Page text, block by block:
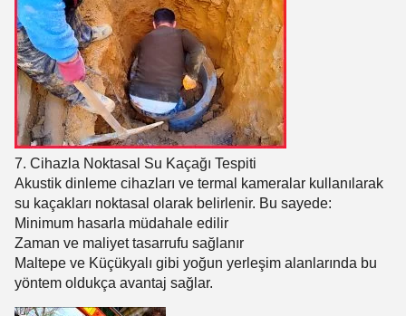
7. Cihazla Noktasal Su Kaçağı Tespiti
Akustik dinleme cihazları ve termal kameralar kullanılarak
su kaçakları noktasal olarak belirlenir. Bu sayede:
Minimum hasarla müdahale edilir
Zaman ve maliyet tasarrufu sağlanır
Maltepe ve Küçükyalı gibi yoğun yerleşim alanlarında bu
yöntem oldukça avantaj sağlar.